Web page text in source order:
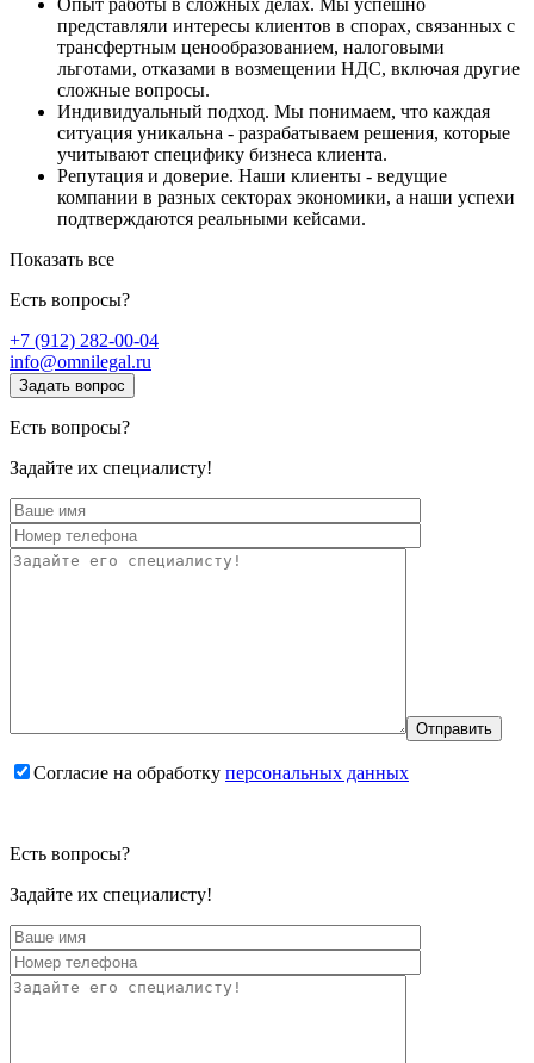
Опыт работы в сложных делах. Мы успешно
представляли интересы клиентов в спорах, связанных с
трансфертным ценообразованием, налоговыми
льготами, отказами в возмещении НДС, включая другие
сложные вопросы.
Индивидуальный подход. Мы понимаем, что каждая
ситуация уникальна - разрабатываем решения, которые
учитывают специфику бизнеса клиента.
Репутация и доверие. Наши клиенты - ведущие
компании в разных секторах экономики, а наши успехи
подтверждаются реальными кейсами.
Показать все
Есть вопросы?
+7 (912) 282-00-04
info@omnilegal.ru
Задать вопрос
Есть вопросы?
Задайте их специалисту!
Согласие на обработку персональных данных
Есть вопросы?
Задайте их специалисту!